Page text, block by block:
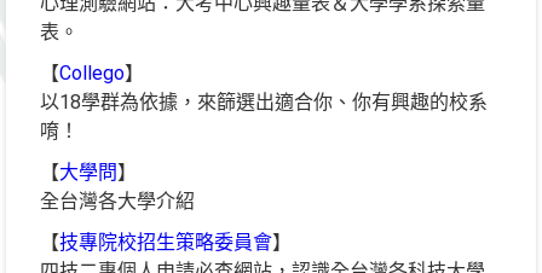
表。
【Collego】
以18學群為依據，來篩選出適合你、你有興趣的校系
唷！
【大學問】
全台灣各大學介紹
【技專院校招生策略委員會】